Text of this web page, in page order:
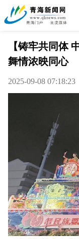
【铸牢共同体
舞情浓映同心
2025-09-08 07:18:23